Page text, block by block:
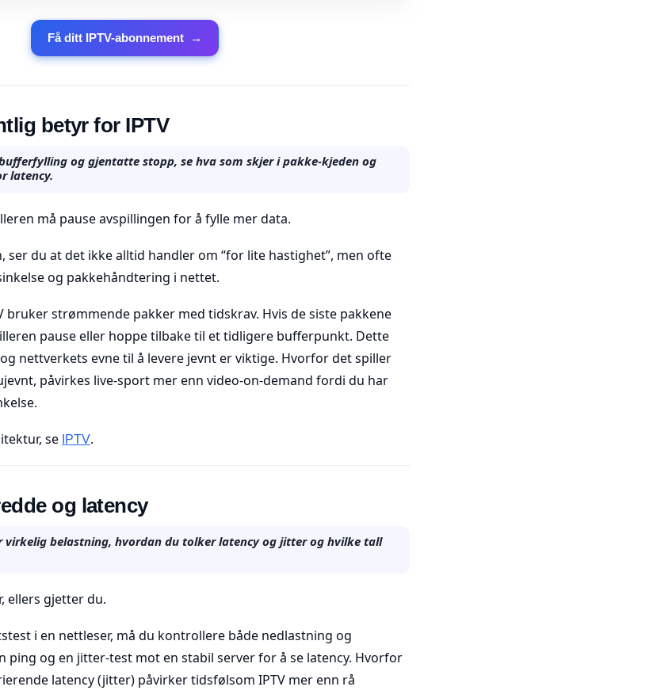
Få ditt IPTV-abonnement →
betyr for IPTV
og gjentatte stopp, se hva som skjer i pakke-kjeden og
latency.
må pause avspillingen for å fylle mer data.
ser du at det ikke alltid handler om “for lite hastighet”, men ofte
og pakkehåndtering i nettet.
bruker strømmende pakker med tidskrav. Hvis de siste pakkene
pause eller hoppe tilbake til et tidligere bufferpunkt. Dette
nettverkets evne til å levere jevnt er viktige. Hvorfor det spiller
påvirkes live-sport mer enn video-on-demand fordi du har
se IPTV.
og latency
virkelig belastning, hvordan du tolker latency og jitter og hvilke tall
ellers gjetter du.
i en nettleser, må du kontrollere både nedlastning og
ping og en jitter-test mot en stabil server for å se latency. Hvorfor
latency (jitter) påvirker tidsfølsom IPTV mer enn rå